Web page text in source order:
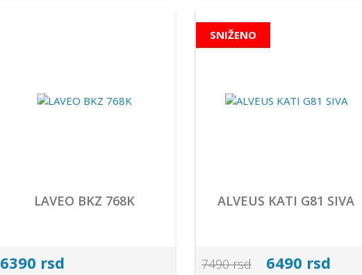
LAVEO BKZ 768K
6390 rsd
SNIŽENO
ALVEUS KATI G81 SIVA
7490 rsd 6490 rsd